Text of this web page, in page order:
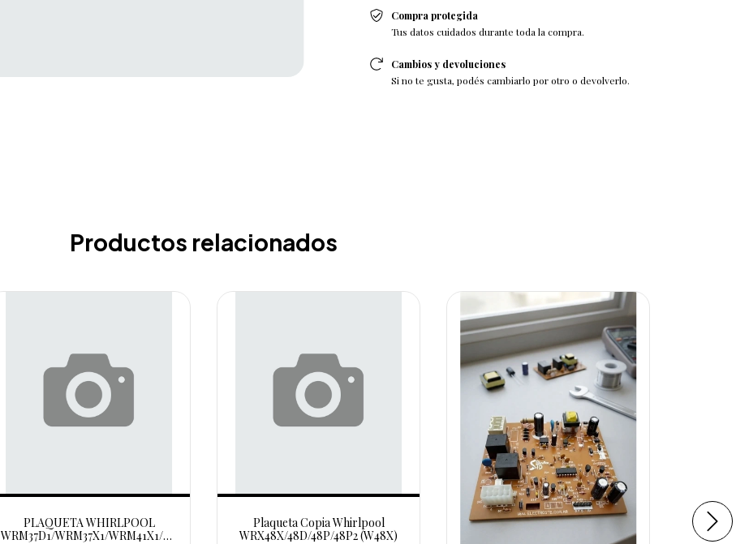
Compra protegida
Tus datos cuidados durante toda la compra.
Cambios y devoluciones
Si no te gusta, podés cambiarlo por otro o devolverlo.
Productos relacionados
PLAQUETA WHIRLPOOL
WRM37D1/WRM37X1/WRM41X1/WRM41D1-
Plaqueta Copia Whirlpool
WRX48X/48D/48P/48P2 (W48X)